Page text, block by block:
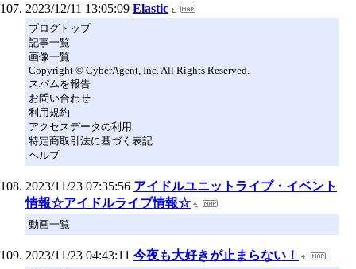
2023/12/11 13:05:09 Elastic
ブログトップ
記事一覧
画像一覧
Copyright © CyberAgent, Inc. All Rights Reserved.
スパムを報告
お問い合わせ
利用規約
アクセスデータの利用
特定商取引法に基づく表記
ヘルプ
2023/11/23 07:35:56 アイドルユニットライブ・イベント
情報☆アイドルライブ情報☆
動画一覧
2023/11/23 04:43:11 今夜も大好きが止まらない！